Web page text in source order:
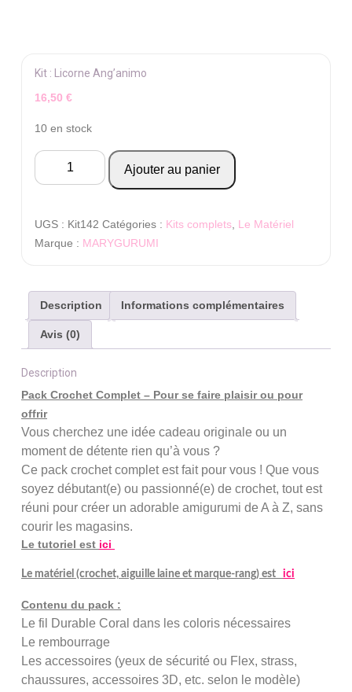
Kit : Licorne Ang’animo
16,50 €
10 en stock
quantité
de
Ang'animo
Ajouter au panier
UGS : Kit142 Catégories : Kits complets Le Matériel
Marque : MARYGURUMI
Description Informations complémentaires
Avis (0)
Description
Pack Crochet Complet – Pour se faire plaisir ou pour
offrir
Vous cherchez une idée cadeau originale ou un
moment de détente rien qu’à vous ?
Ce pack crochet complet est fait pour vous ! Que vous
soyez débutant(e) ou passionné(e) de crochet, tout est
réuni pour créer un adorable amigurumi de A à Z, sans
courir les magasins.
Le tutoriel est ici
Le matériel (crochet, aiguille laine et marque-rang) est ici
Contenu du pack :
Le fil Durable Coral dans les coloris nécessaires
Le rembourrage
Les accessoires (yeux de sécurité ou Flex, strass,
chaussures, accessoires 3D, etc. selon le modèle)